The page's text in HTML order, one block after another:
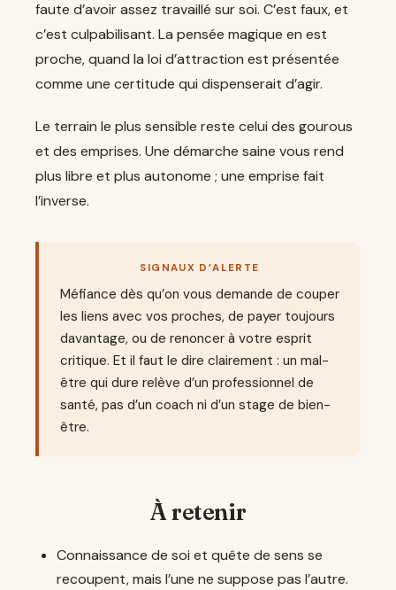
faute d’avoir assez travaillé sur soi. C’est faux, et
c’est culpabilisant. La pensée magique en est
proche, quand la loi d’attraction est présentée
comme une certitude qui dispenserait d’agir.
Le terrain le plus sensible reste celui des gourous
et des emprises. Une démarche saine vous rend
plus libre et plus autonome ; une emprise fait
l’inverse.
SIGNAUX D’ALERTE
Méfiance dès qu’on vous demande de couper
les liens avec vos proches, de payer toujours
davantage, ou de renoncer à votre esprit
critique. Et il faut le dire clairement : un mal-
être qui dure relève d’un professionnel de
santé, pas d’un coach ni d’un stage de bien-
être.
À retenir
Connaissance de soi et quête de sens se
recoupent, mais l’une ne suppose pas l’autre.